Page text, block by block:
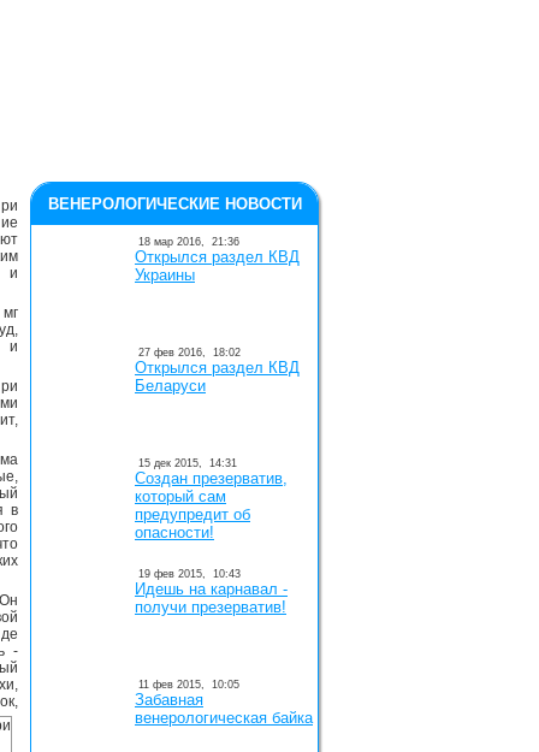
и
и
в
-
ВЕНЕРОЛОГИЧЕСКИЕ НОВОСТИ
18 мар 2016, 21:36
Открылся раздел КВД
Украины
27 фев 2016, 18:02
Открылся раздел КВД
Беларуси
15 дек 2015, 14:31
Создан презерватив,
который сам
предупредит об
опасности!
19 фев 2015, 10:43
Идешь на карнавал -
получи презерватив!
11 фев 2015, 10:05
Забавная
венерологическая байка